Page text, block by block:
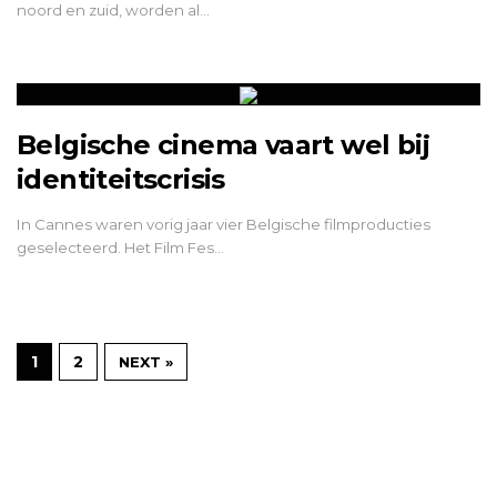
noord en zuid, worden al…
Belgische cinema vaart wel bij
identiteitscrisis
In Cannes waren vorig jaar vier Belgische filmproducties
geselecteerd. Het Film Fes…
1 2 NEXT »